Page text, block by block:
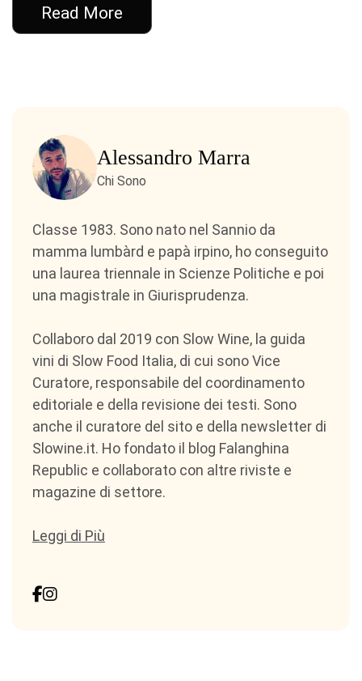
Read More
Alessandro Marra
Chi Sono
Classe 1983. Sono nato nel Sannio da
mamma lumbàrd e papà irpino, ho conseguito
una laurea triennale in Scienze Politiche e poi
una magistrale in Giurisprudenza.
Collaboro dal 2019 con Slow Wine, la guida
vini di Slow Food Italia, di cui sono Vice
Curatore, responsabile del coordinamento
editoriale e della revisione dei testi. Sono
anche il curatore del sito e della newsletter di
Slowine.it. Ho fondato il blog Falanghina
Republic e collaborato con altre riviste e
magazine di settore.
Leggi di Più